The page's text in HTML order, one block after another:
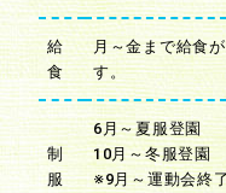
給
食
月～金まで給食
す。
制
服
6月～夏服登園
10月～冬服登園
※9月～運動会終